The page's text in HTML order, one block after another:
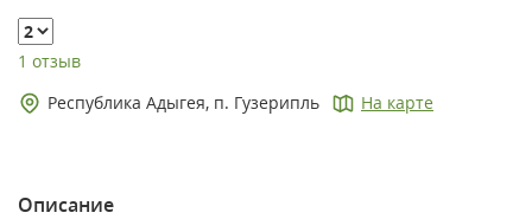
1 отзыв
Республика Адыгея, п. Гузерипль
На карте
Описание